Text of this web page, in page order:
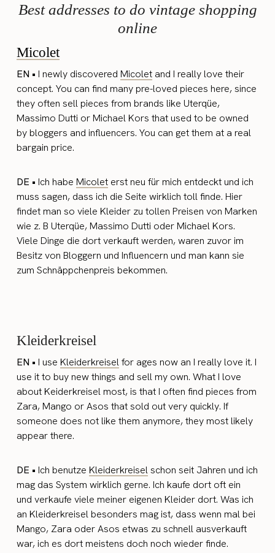
Best addresses to do vintage shopping
online
Micolet
EN •I newly discoveredMicolet and I really love their
concept. You can find many pre-loved pieces here, since
they often sell pieces from brands like Uterqüe,
Massimo Dutti or Michael Kors that used to be owned
by bloggers and influencers. You can get them at a real
bargain price.
DE •Ich habeMicolet erst neu für mich entdeckt und ich
muss sagen, dass ich die Seite wirklich toll finde. Hier
findet man so viele Kleider zu tollen Preisen von Marken
wie z. B Uterqüe, Massimo Dutti oder Michael Kors.
Viele Dinge die dort verkauft werden, waren zuvor im
Besitz von Bloggern und Influencern und man kann sie
zum Schnäppchenpreis bekommen.
Kleiderkreisel
EN •I useKleiderkreiselfor ages now an I really love it. I
use it to buy new things and sell my own. What I love
about Keiderkreisel most, is that I often find pieces from
Zara, Mango or Asos that sold out very quickly. If
someone does not like them anymore, they most likely
appear there.
DE • Ich benutzeKleiderkreiselschon seit Jahren und ich
mag das System wirklich gerne. Ich kaufe dort oft ein
und verkaufe viele meiner eigenen Kleider dort. Was ich
an Kleiderkreisel besonders mag ist, dass wenn mal bei
Mango, Zara oder Asos etwas zu schnell ausverkauft
war, ich es dort meistens doch noch wieder finde.